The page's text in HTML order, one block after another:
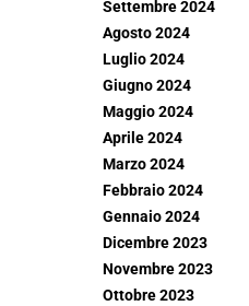
Settembre 2024
Agosto 2024
Luglio 2024
Giugno 2024
Maggio 2024
Aprile 2024
Marzo 2024
Febbraio 2024
Gennaio 2024
Dicembre 2023
Novembre 2023
Ottobre 2023